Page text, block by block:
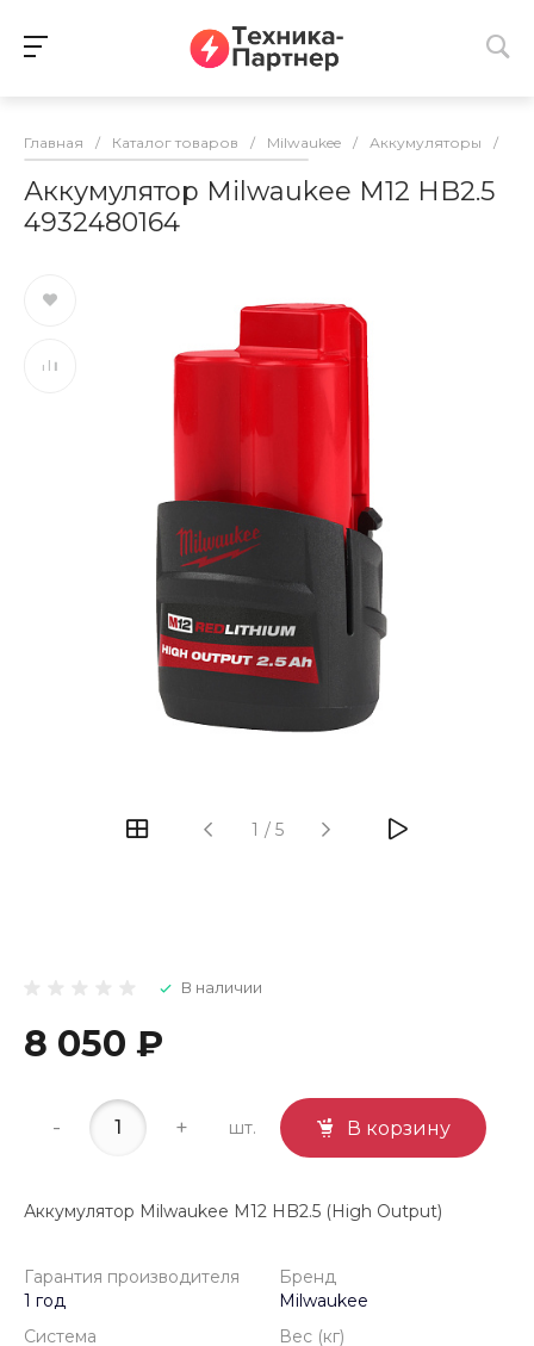
Главная / Каталог товаров / Milwaukee / Аккумуляторы /
Аккумулятор Milwaukee M12 HB2.5
4932480164
1 / 5
В наличии
8 050 ₽
- + шт. В корзину
Аккумулятор Milwaukee M12 HB2.5 (High Output)
Гарантия производителя
1 год
Бренд
Milwaukee
Система
Вес (кг)